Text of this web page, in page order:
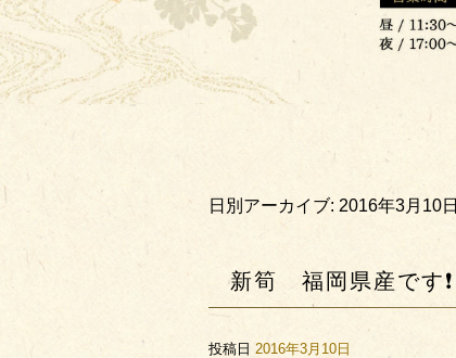
日別アーカイブ: 2016年3月10日
新筍 福岡県産です❗
投稿日 2016年3月10日